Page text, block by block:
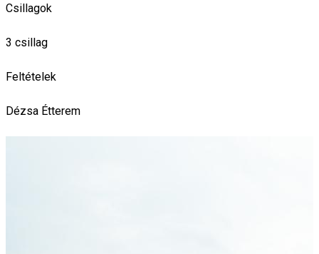
Csillagok
3 csillag
Feltételek
Dézsa Étterem